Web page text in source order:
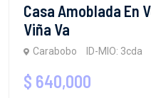
Casa Amoblada En
Viña Va
Carabobo ID-MIO: 3cda
$ 640,000